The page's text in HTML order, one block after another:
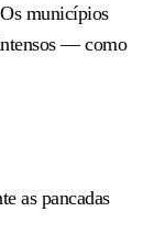
municípios
— como
as pancadas